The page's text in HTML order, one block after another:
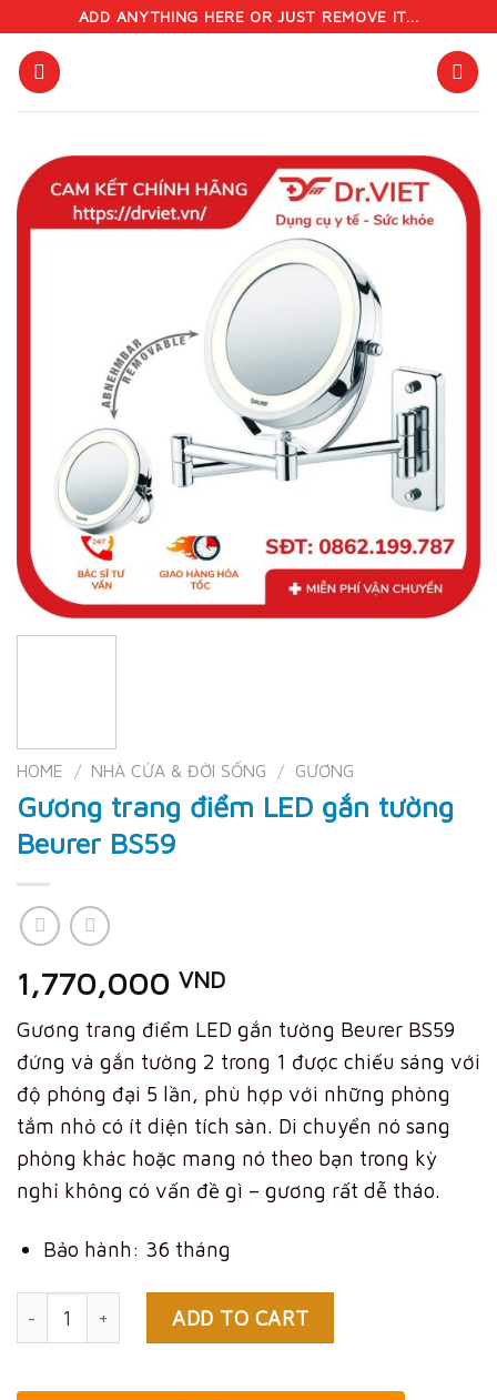
content
ADD ANYTHING HERE OR JUST REMOVE IT...
HOME / NHÀ CỬA & ĐỜI SỐNG / GƯƠNG
Gương trang điểm LED gắn tường
Beurer BS59
1,770,000 VND
Gương trang điểm LED gắn tường Beurer BS59
đứng và gắn tường 2 trong 1 được chiếu sáng với
độ phóng đại 5 lần, phù hợp với những phòng
tắm nhỏ có ít diện tích sàn. Di chuyển nó sang
phòng khác hoặc mang nó theo bạn trong kỳ
nghỉ không có vấn đề gì – gương rất dễ tháo.
Bảo hành: 36 tháng
ADD TO CART